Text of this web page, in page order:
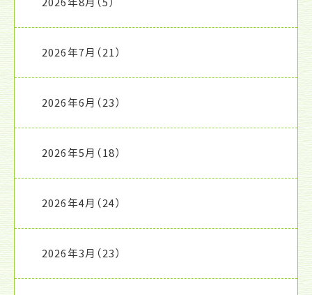
2026年7月 （21）
2026年6月 （23）
2026年5月 （18）
2026年4月 （24）
2026年3月 （23）